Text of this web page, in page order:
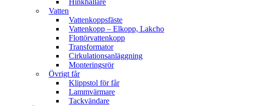
Hinkhållare
Vatten
Vattenkoppsfäste
Vattenkopp – Elkopp, Lakcho
Flottörvattenkopp
Transformator
Cirkulationsanläggning
Monteringsrör
Övrigt får
Klippstol för får
Lammvärmare
Tackvändare